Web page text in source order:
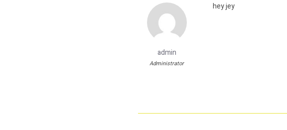
admin
Administrator
hey jey